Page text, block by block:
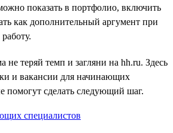
показать в портфолио, включить
как дополнительный аргумент при
теряй темп и загляни на hh.ru. Здесь
и вакансии для начинающих
помогут сделать следующий шаг.
специалистов